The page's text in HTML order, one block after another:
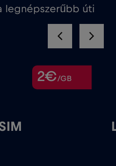
legnépszerűbb úti
2€/GB